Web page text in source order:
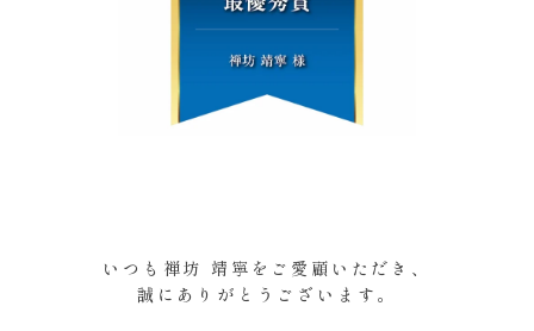
いつも禅坊 靖寧をご愛顧いただき、
誠にありがとうございます。